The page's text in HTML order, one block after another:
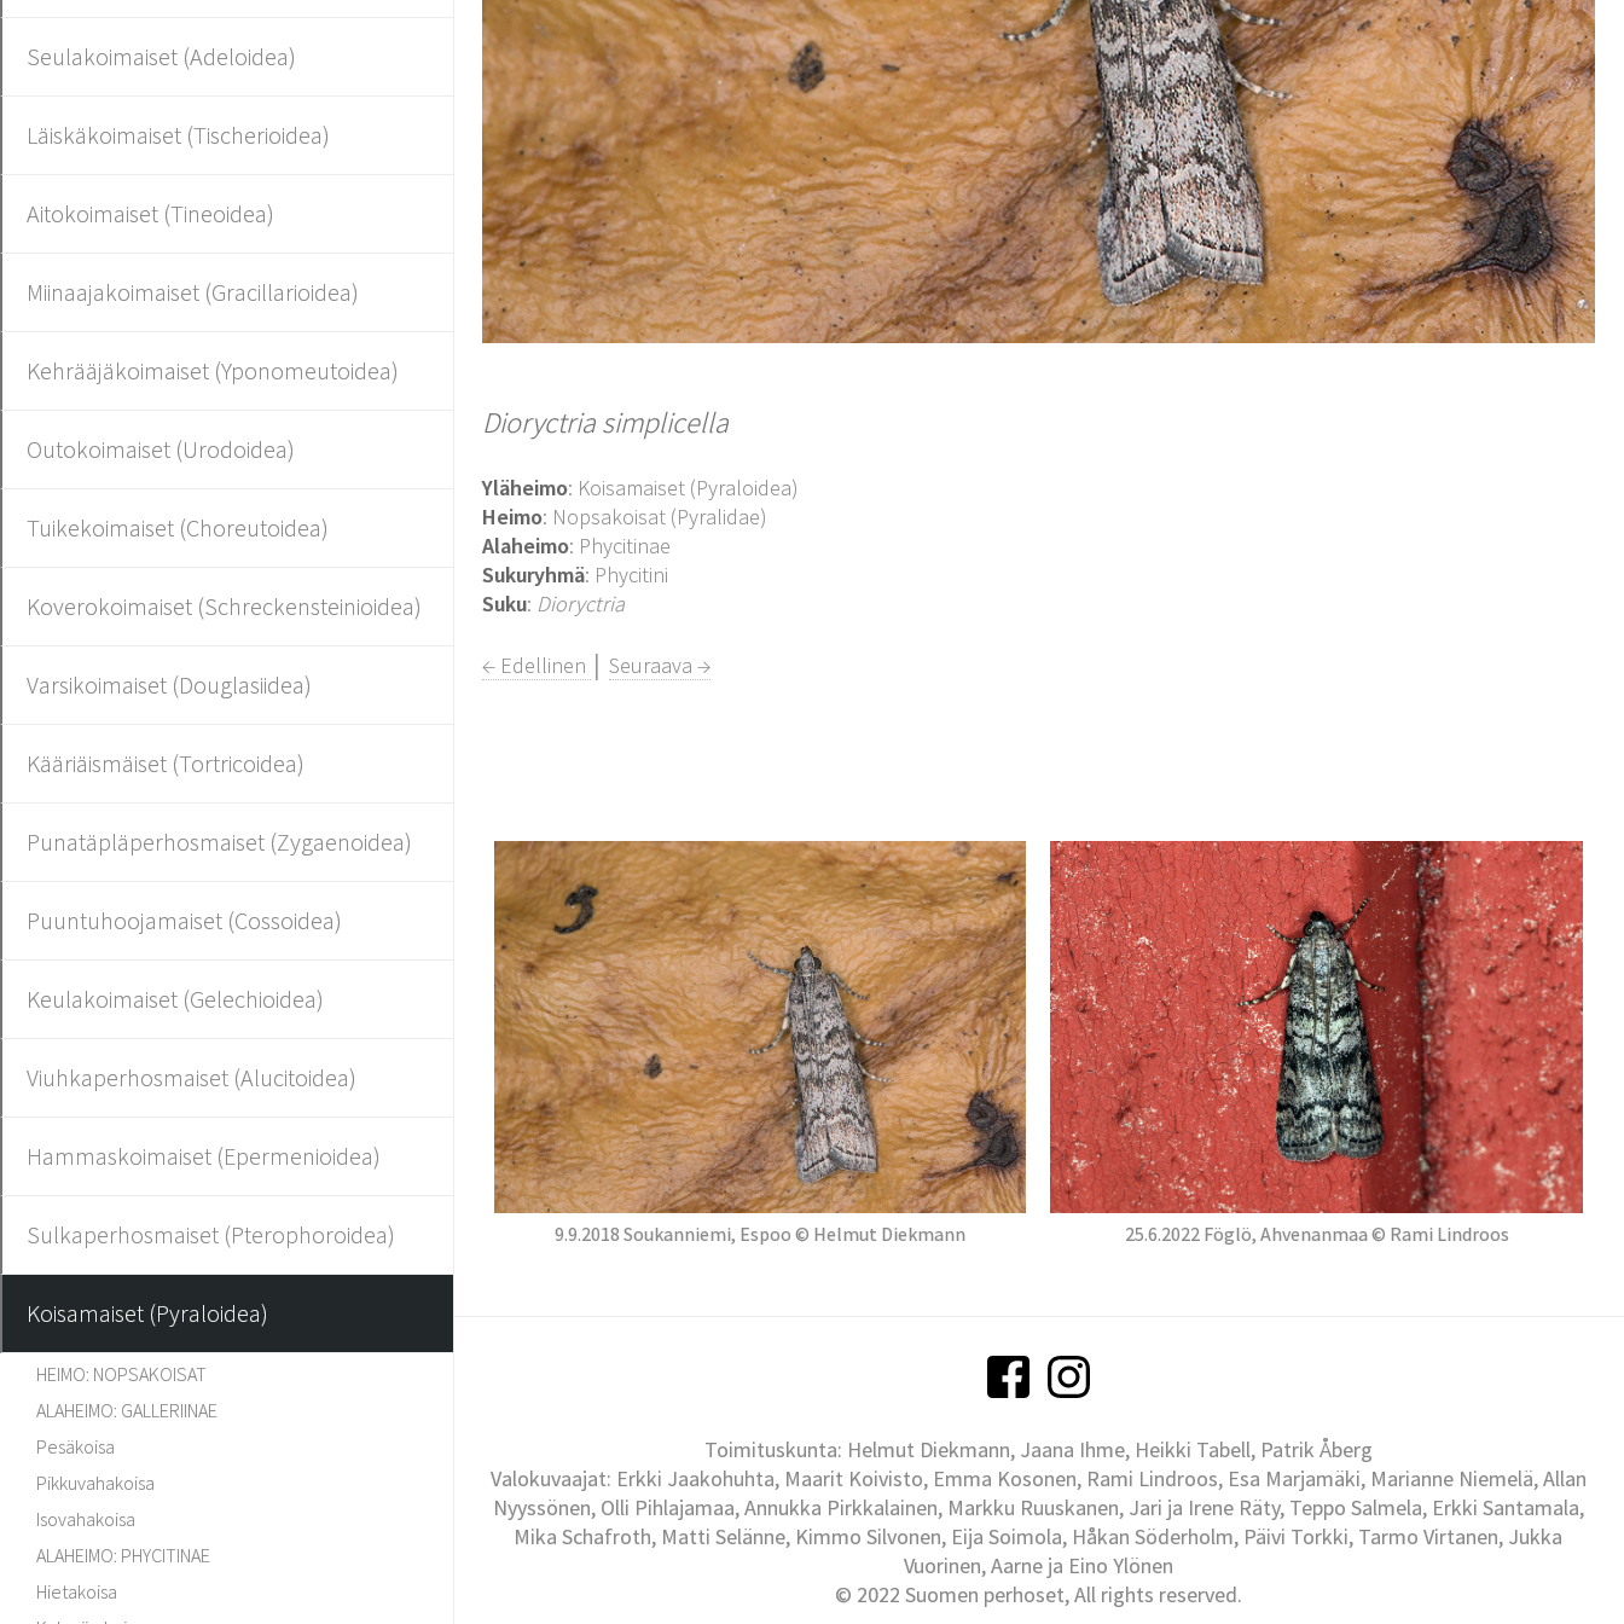
Seulakoimaiset (Adeloidea)
Läiskäkoimaiset (Tischerioidea)
Aitokoimaiset (Tineoidea)
Miinaajakoimaiset (Gracillarioidea)
Kehrääjäkoimaiset (Yponomeutoidea)
Outokoimaiset (Urodoidea)
Tuikekoimaiset (Choreutoidea)
Koverokoimaiset (Schreckensteinioidea)
Varsikoimaiset (Douglasiidea)
Kääriäismäiset (Tortricoidea)
Punatäpläperhosmaiset (Zygaenoidea)
Puuntuhoojamaiset (Cossoidea)
Keulakoimaiset (Gelechioidea)
Viuhkaperhosmaiset (Alucitoidea)
Hammaskoimaiset (Epermenioidea)
Sulkaperhosmaiset (Pterophoroidea)
Koisamaiset (Pyraloidea)
HEIMO: NOPSAKOISAT
ALAHEIMO: GALLERIINAE
Pesäkoisa
Pikkuvahakoisa
Isovahakoisa
ALAHEIMO: PHYCITINAE
Hietakoisa
Dioryctria simplicella
Yläheimo: Koisamaiset (Pyraloidea)
Heimo: Nopsakoisat (Pyralidae)
Alaheimo: Phycitinae
Sukuryhmä: Phycitini
Suku: Dioryctria
← Edellinen │Seuraava →
9.9.2018 Soukanniemi, Espoo © Helmut Diekmann 25.6.2022 Föglö, Ahvenanmaa © Rami Lindroos
Toimituskunta: Helmut Diekmann, Jaana Ihme, Heikki Tabell, Patrik Åberg
Valokuvaajat: Erkki Jaakohuhta, Maarit Koivisto, Emma Kosonen, Rami Lindroos, Esa Marjamäki, Marianne Niemelä, Allan
Nyyssönen, Olli Pihlajamaa, Annukka Pirkkalainen, Markku Ruuskanen, Jari ja Irene Räty, Teppo Salmela, Erkki Santamala,
Mika Schafroth, Matti Selänne, Kimmo Silvonen, Eija Soimola, Håkan Söderholm, Päivi Torkki, Tarmo Virtanen, Jukka
Vuorinen, Aarne ja Eino Ylönen
© 2022 Suomen perhoset, All rights reserved.